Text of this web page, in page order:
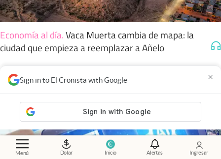
Menú Dolar Inicio Alertas Ingresar
Sign in to El Cronista with Google ×
Economía al día.Vaca Muerta cambia de mapa: la
ciudad que empieza a reemplazar a Añelo